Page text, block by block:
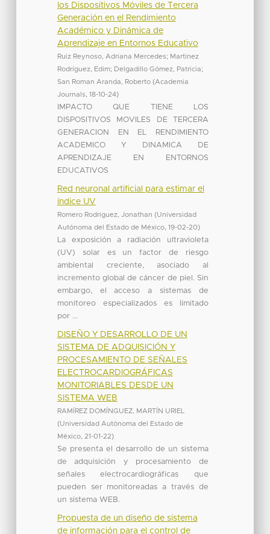
los Dispositivos Móviles de Tercera
Generación en el Rendimiento
Académico y Dinámica de
Aprendizaje en Entornos Educativo
Ruiz Reynoso, Adriana Mercedes; Martinez
Rodríguez, Edim; Delgadillo Gómez, Patricia;
San Roman Aranda, Roberto (Academia
Journals
18-10-24)
IMPACTO QUE TIENE LOS
DISPOSITIVOS MOVILES DE TERCERA
GENERACION EN EL RENDIMIENTO
ACADEMICO Y DINAMICA DE
APRENDIZAJE EN ENTORNOS
EDUCATIVOS
Red neuronal artificial para estimar el
índice UV
Romero Rodriguez, Jonathan (Universidad
Autónoma del Estado de México, 19-02-20)
La exposición a radiación ultravioleta
(UV) solar es un factor de riesgo
ambiental creciente, asociado al
incremento global de cáncer de piel. Sin
embargo, el acceso a sistemas de
monitoreo especializados es limitado
por ...
DISEÑO Y DESARROLLO DE UN
SISTEMA DE ADQUISICIÓN Y
PROCESAMIENTO DE SEÑALES
ELECTROCARDIOGRÁFICAS
MONITORIABLES DESDE UN
SISTEMA WEB
RAMÍREZ DOMÍNGUEZ, MARTÍN URIEL
(Universidad Autónoma del Estado de
México, 21-01-22)
Se presenta el desarrollo de un sistema
de adquisición y procesamiento de
señales electrocardiográficas que
pueden ser monitoreadas a través de
un sistema WEB.
Propuesta de un diseño de sistema
de información para el control de